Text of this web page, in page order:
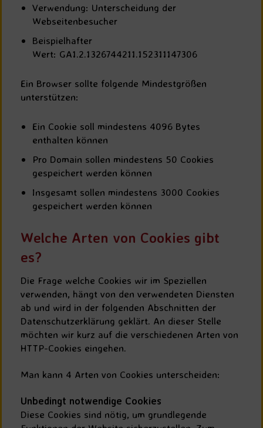
Verwendung: Unterscheidung der
Webseitenbesucher
Beispielhafter
Wert: GA1.2.1326744211.152311147306
Ein Browser sollte folgende Mindestgrößen
unterstützen:
Ein Cookie soll mindestens 4096 Bytes
enthalten können
Pro Domain sollen mindestens 50 Cookies
gespeichert werden können
Insgesamt sollen mindestens 3000 Cookies
gespeichert werden können
Welche Arten von Cookies gibt
es?
Die Frage welche Cookies wir im Speziellen
verwenden, hängt von den verwendeten Diensten
ab und wird in der folgenden Abschnitten der
Datenschutzerklärung geklärt. An dieser Stelle
möchten wir kurz auf die verschiedenen Arten von
HTTP-Cookies eingehen.
Man kann 4 Arten von Cookies unterscheiden:
Unbedingt notwendige Cookies
Diese Cookies sind nötig, um grundlegende